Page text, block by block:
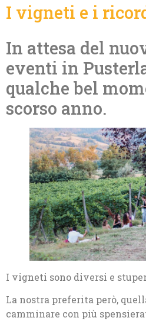
I vigneti e i
In attesa del
eventi in
qualche bel
scorso anno.
I vigneti sono diversi e
La nostra preferita però,
camminare con più